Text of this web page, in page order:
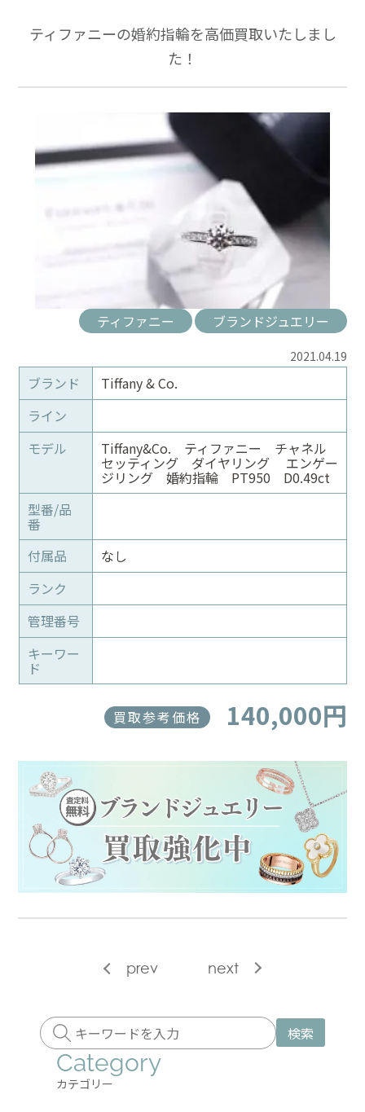
ティファニーの婚約指輪を高価買取いたしまし
た！
ティファニー ブランドジュエリー
2021.04.19
ブランド
Tiffany & Co.
ライン
モデル
Tiffany&Co. ティファニー チャネル
セッティング ダイヤリング エンゲー
ジリング 婚約指輪 PT950 D0.49ct
型番/品
番
付属品
なし
ランク
管理番号
キーワー
ド
買取参考価格 140,000円
prev next
検索
Category
カテゴリー